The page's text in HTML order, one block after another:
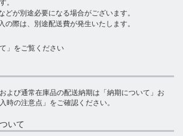
。
が別途必要になる場合がございます。
際は、別途配送費が発生いたします。
」 をご覧ください
よび通常在庫品の配送納期は 「納期について」 お
時の注意点」 をご確認ください。
いて